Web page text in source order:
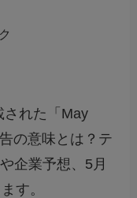
された「May
の意味とは？テ
企業予想、5月
す。